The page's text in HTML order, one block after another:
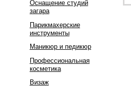
Оснащение студий
загара
Парикмахерские
инструменты
Маникюр и педикюр
Профессиональная
косметика
Визаж